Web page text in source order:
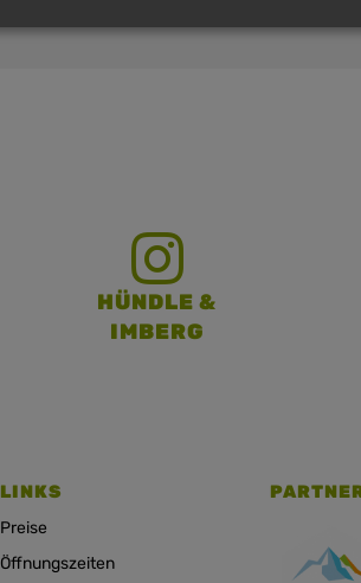
HÜNDLE &
IMBERG
LINKS
Preise
Öffnungszeiten